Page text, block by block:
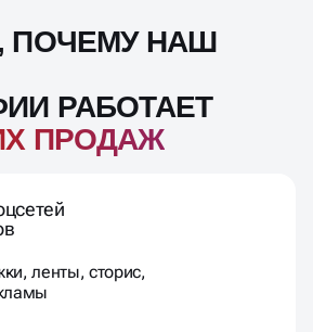
ПОЧЕМУ НАШ
РАБОТАЕТ
ПРОДАЖ
ленты, сторис,